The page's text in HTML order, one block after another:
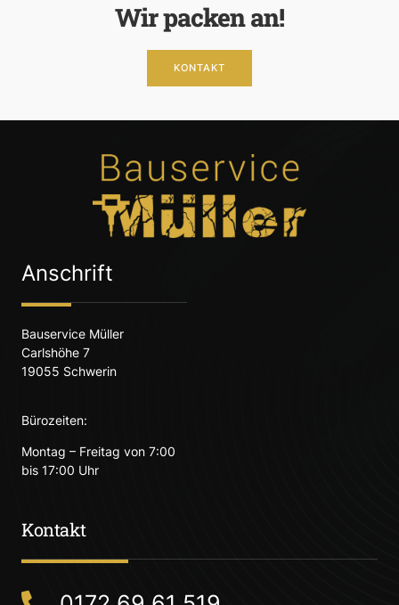
Wir packen an!
KONTAKT
Anschrift
Bauservice Müller
Carlshöhe 7
19055 Schwerin
Bürozeiten:
Montag – Freitag von 7:00
bis 17:00 Uhr
Kontakt